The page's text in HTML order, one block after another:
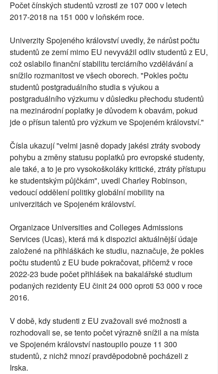
Počet čínských studentů vzrostl ze 107 000 v letech
2017-2018 na 151 000 v loňském roce.
Univerzity Spojeného království uvedly, že nárůst počtu
studentů ze zemí mimo EU nevyvážil odliv studentů z EU,
což oslabilo finanční stabilitu terciárního vzdělávání a
snížilo rozmanitost ve všech oborech. "Pokles počtu
studentů postgraduálního studia s výukou a
postgraduálního výzkumu v důsledku přechodu studentů
na mezinárodní poplatky je důvodem k obavám, pokud
jde o přísun talentů pro výzkum ve Spojeném království."
Čísla ukazují "velmi jasně dopady jakési ztráty svobody
pohybu a změny statusu poplatků pro evropské studenty,
ale také, a to je pro vysokoškoláky kritické, ztráty přístupu
ke studentským půjčkám", uvedl Charley Robinson,
vedoucí oddělení politiky globální mobility na
univerzitách ve Spojeném království.
Organizace Universities and Colleges Admissions
Services (Ucas), která má k dispozici aktuálnější údaje
založené na přihláškách ke studiu, naznačuje, že pokles
počtu studentů z EU bude pokračovat, přičemž v roce
2022-23 bude počet přihlášek na bakalářské studium
podaných rezidenty EU činit 24 000 oproti 53 000 v roce
2016.
V době, kdy studenti z EU zvažovali své možnosti a
rozhodovali se, se tento počet výrazně snížil a na místa
ve Spojeném království nastoupilo pouze 11 300
studentů, z nichž mnozí pravděpodobně pocházeli z
Irska.